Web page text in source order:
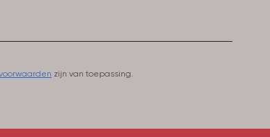
zijn van toepassing.